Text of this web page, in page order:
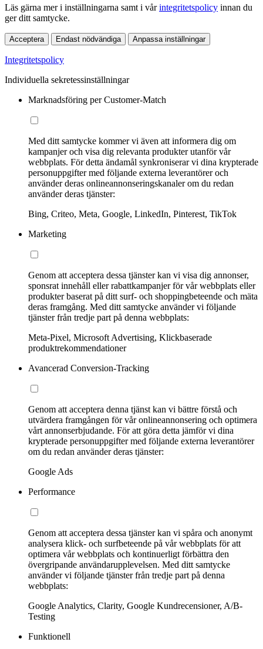
Läs gärna mer i inställningarna samt i vårintegritetspolicy innan du
ger ditt samtycke.
Acceptera Endast nödvändiga Anpassa inställningar
Integritetspolicy
Individuella sekretessinställningar
Marknadsföring per Customer-Match
Med ditt samtycke kommer vi även att informera dig om
kampanjer och visa dig relevanta produkter utanför vår
webbplats. För detta ändamål synkroniserar vi dina krypterade
personuppgifter med följande externa leverantörer och
använder deras onlineannonseringskanaler om du redan
använder deras tjänster:
Bing, Criteo, Meta, Google, LinkedIn, Pinterest, TikTok
Marketing
Genom att acceptera dessa tjänster kan vi visa dig annonser,
sponsrat innehåll eller rabattkampanjer för vår webbplats eller
produkter baserat på ditt surf- och shoppingbeteende och mäta
deras framgång. Med ditt samtycke använder vi följande
tjänster från tredje part på denna webbplats:
Meta-Pixel, Microsoft Advertising, Klickbaserade
produktrekommendationer
Avancerad Conversion-Tracking
Genom att acceptera denna tjänst kan vi bättre förstå och
utvärdera framgången för vår onlineannonsering och optimera
vårt annonserbjudande. För att göra detta jämför vi dina
krypterade personuppgifter med följande externa leverantörer
om du redan använder deras tjänster:
Google Ads
Performance
Genom att acceptera dessa tjänster kan vi spåra och anonymt
analysera klick- och surfbeteende på vår webbplats för att
optimera vår webbplats och kontinuerligt förbättra den
övergripande användarupplevelsen. Med ditt samtycke
använder vi följande tjänster från tredje part på denna
webbplats:
Google Analytics, Clarity, Google Kundrecensioner, A/B-
Testing
Funktionell